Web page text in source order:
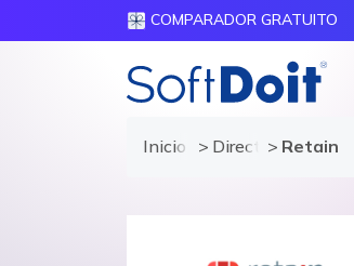
COMPARADOR GRATUITO
Inicio Directorio deRetain